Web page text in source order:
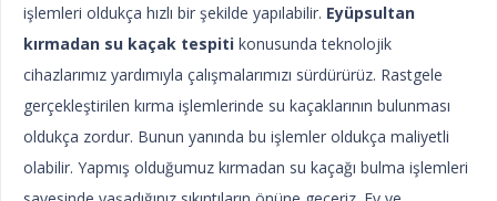
işlemleri oldukça hızlı bir şekilde yapılabilir. Eyüpsultan
kırmadan su kaçak tespiti konusunda teknolojik
cihazlarımız yardımıyla çalışmalarımızı sürdürürüz. Rastgele
gerçekleştirilen kırma işlemlerinde su kaçaklarının bulunması
oldukça zordur. Bunun yanında bu işlemler oldukça maliyetli
olabilir. Yapmış olduğumuz kırmadan su kaçağı bulma işlemleri